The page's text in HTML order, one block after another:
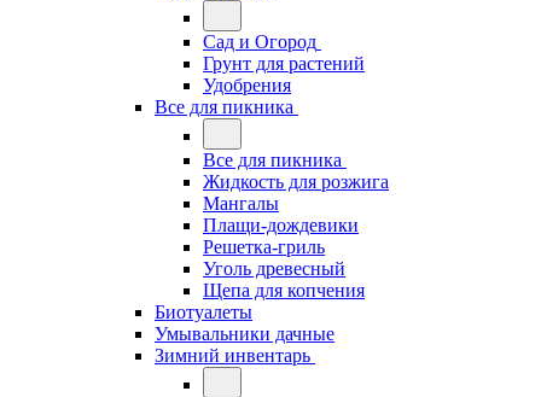
Сад и Огород
Грунт для растений
Удобрения
Все для пикника
Все для пикника
Жидкость для розжига
Мангалы
Плащи-дождевики
Решетка-гриль
Уголь древесный
Щепа для копчения
Биотуалеты
Умывальники дачные
Зимний инвентарь